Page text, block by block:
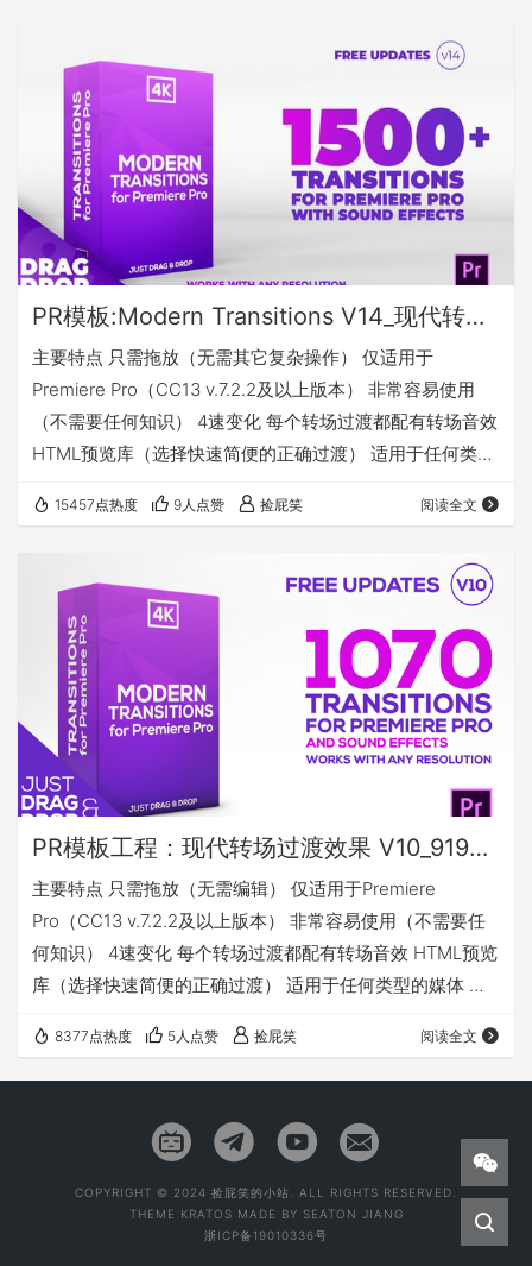
加速（Cuda或OpenCL） 请注意，Radeon …
PR模板:Modern Transitions V14_现代转场过渡效果_超1500个转场+156种声音效果
主要特点 只需拖放（无需其它复杂操作） 仅适用于
Premiere Pro（CC13 v.7.2.2及以上版本） 非常容易使用
（不需要任何知识） 4速变化 每个转场过渡都配有转场音效
HTML预览库（选择快速简便的正确过渡） 适用于任何类型
程项目 包含的内容 1200个(73类)Premiere Pro的转换效果
RGB Lens Swipes Lens Swipes with RGB …
15457点热度 9人点赞 捡屁笑 阅读全文
PR模板工程：现代转场过渡效果 V10_919转场+156种声音效果 | For Premiere PRO
主要特点 只需拖放（无需编辑） 仅适用于Premiere
Pro（CC13 v.7.2.2及以上版本） 非常容易使用（不需要任
何知识） 4速变化 每个转场过渡都配有转场音效 HTML预览
库（选择快速简便的正确过渡） 适用于任何类型的媒体 有
含的内容 919个Premiere Pro的转换效果（这些不是mogrt
文件）和156种声音效果 Swipes Swipes with RGB Lens
8377点热度 5人点赞 捡屁笑 阅读全文
COPYRIGHT © 2024 捡屁笑的小站. ALL RIGHTS RESERVED.
THEME KRATOS MADE BY SEATON JIANG
浙ICP备19010336号